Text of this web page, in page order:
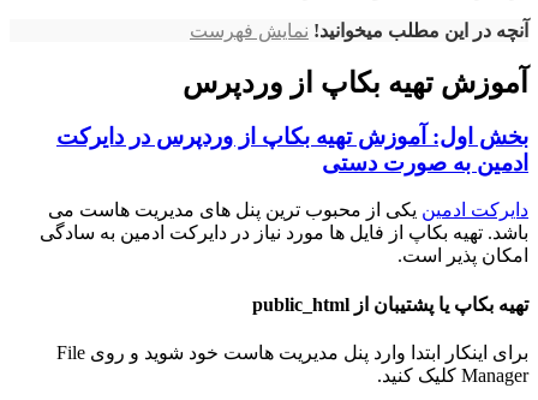
آنچه در این مطلب میخوانید! نمایش فهرست
آموزش تهیه بکاپ از وردپرس
بخش اول: آموزش تهیه بکاپ از وردپرس در دایرکت
ادمین به صورت دستی
دایرکت ادمین یکی از محبوب ترین پنل های مدیریت هاست می
باشد. تهیه بکاپ از فایل ها مورد نیاز در دایرکت ادمین به سادگی
امکان پذیر است.
تهیه بکاپ یا پشتیبان از public_html
برای اینکار ابتدا وارد پنل مدیریت هاست خود شوید و روی File
Manager کلیک کنید.